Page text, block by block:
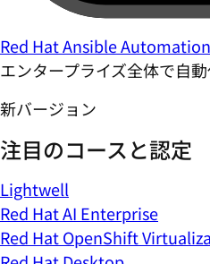
Red Hat Ansible
エンタープライズ全体で自動
新バージョン
注目のコースと認定
Lightwell
Red Hat AI Enterprise
Red Hat OpenShift